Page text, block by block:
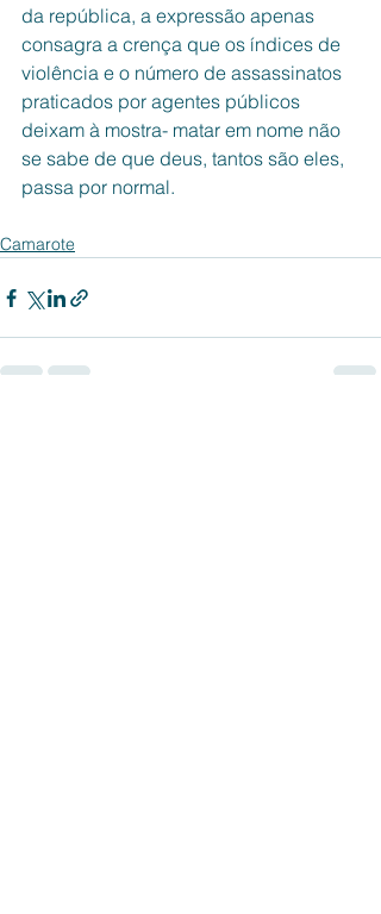
da república, a expressão apenas
consagra a crença que os índices de
violência e o número de assassinatos
praticados por agentes públicos
deixam à mostra- matar em nome não
se sabe de que deus, tantos são eles,
passa por normal.
Camarote